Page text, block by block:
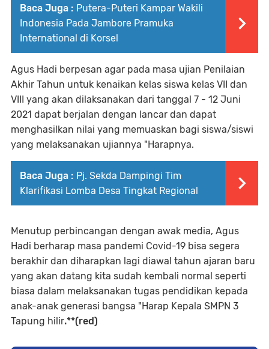
Baca Juga : Putera-Puteri Kampar Wakili
Indonesia Pada Jambore Pramuka
International di Korsel
Agus Hadi berpesan agar pada masa ujian Penilaian
Akhir Tahun untuk kenaikan kelas siswa kelas VII dan
VIII yang akan dilaksanakan dari tanggal 7 - 12 Juni
2021 dapat berjalan dengan lancar dan dapat
menghasilkan nilai yang memuaskan bagi siswa/siswi
yang melaksanakan ujiannya "Harapnya.
Baca Juga : Pj. Sekda Dampingi Tim
Klarifikasi Lomba Desa Tingkat Regional
Menutup perbincangan dengan awak media, Agus
Hadi berharap masa pandemi Covid-19 bisa segera
berakhir dan diharapkan lagi diawal tahun ajaran baru
yang akan datang kita sudah kembali normal seperti
biasa dalam melaksanakan tugas pendidikan kepada
anak-anak generasi bangsa "Harap Kepala SMPN 3
Tapung hilir.**(red)